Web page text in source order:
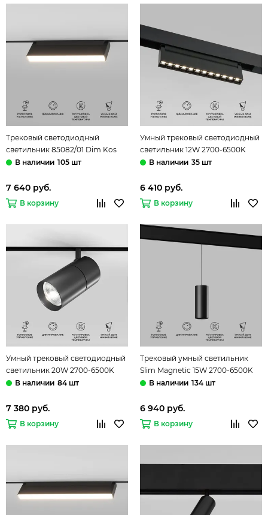
Трековый светодиодный
светильник 85082/01 Dim Kos
черный Slim Magnetic
105 шт
7 640 руб.
В корзину
Умный трековый светодиодный
светильник 12W 2700-6500K
85195/01 чёрный Dim HL02 Slim
35 шт
6 410 руб.
В корзину
Умный трековый светодиодный
светильник 20W 2700-6500K
85197/01 чёрный Dim R03 Slim
84 шт
7 380 руб.
В корзину
Трековый умный светильник
Slim Magnetic 15W 2700-6500K
Dim Amend чёрный 85073/01
134 шт
6 940 руб.
В корзину